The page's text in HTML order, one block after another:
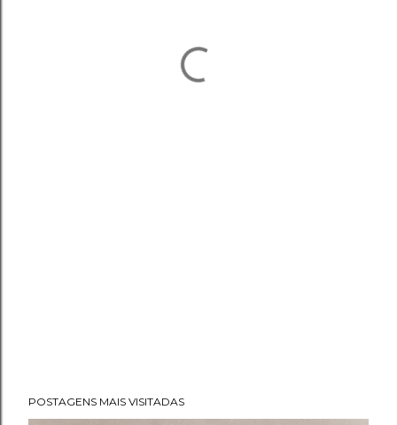
POSTAGENS MAIS VISITADAS